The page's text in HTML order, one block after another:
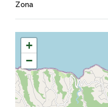
Zona
+
−